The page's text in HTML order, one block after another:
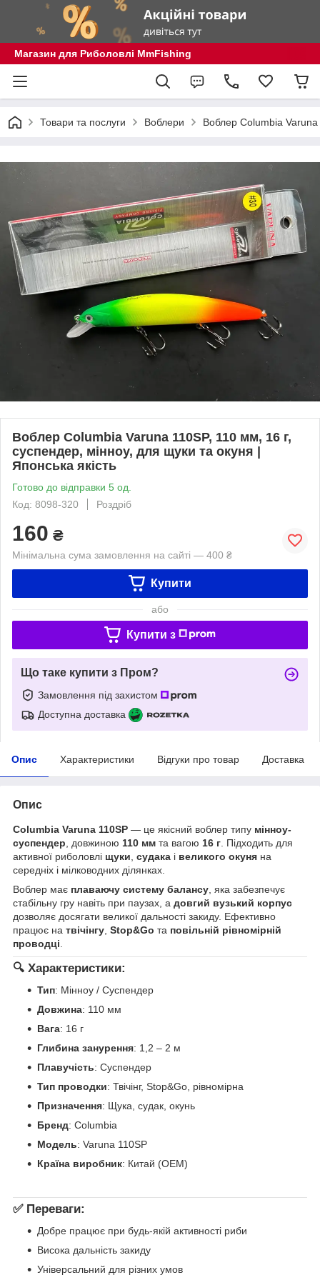
Магазин для Риболовлі MmFishing
Товари та послуги Воблери Воблер Columbia Varuna
Воблер Columbia Varuna 110SP, 110 мм, 16 г,
суспендер, мінноу, для щуки та окуня |
Японська якість
Готово до відправки 5 од.
Код: 8098-320
Роздріб
160 ₴
Мінімальна сума замовлення на сайті — 400 ₴
Купити
або
Купити з
Що таке купити з Пром?
Замовлення під захистом
Доступна доставка
Опис Характеристики Відгуки про товар Доставка
Опис
Columbia Varuna 110SP — це якісний воблер типу мінноу-
суспендер , довжиною 110 мм та вагою 16 г . Підходить для
активної риболовлі щуки судака і великого окуня на
середніх і мілководних ділянках.
Воблер має плаваючу систему балансу , яка забезпечує
стабільну гру навіть при паузах, а довгий вузький корпус
дозволяє досягати великої дальності закиду. Ефективно
працює на твічінгу Stop&Go та повільній рівномірній
проводці
🔍 Характеристики:
Тип: Мінноу / Суспендер
Довжина: 110 мм
Вага: 16 г
Глибина занурення: 1,2 – 2 м
Плавучість: Суспендер
Тип проводки: Твічінг, Stop&Go, рівномірна
Призначення: Щука, судак, окунь
Бренд: Columbia
Модель: Varuna 110SP
Країна виробник: Китай (OEM)
✅ Переваги:
Добре працює при будь-якій активності риби
Висока дальність закиду
Універсальний для різних умов